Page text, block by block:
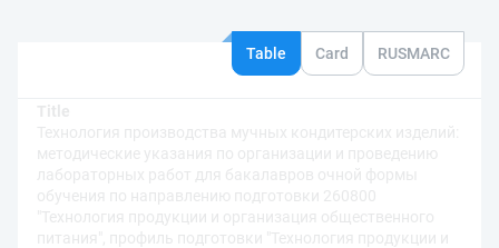
Table Card RUSMARC
Title
Технология производства мучных кондитерских изделий:
методические указания по организации и проведению
лабораторных работ для бакалавров очной формы
обучения по направлению подготовки 260800
"Технология продукции и организация общественного
питания", профиль подготовки "Технология продукции и